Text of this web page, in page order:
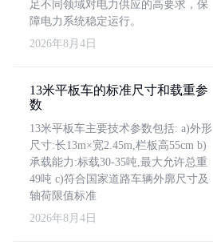
足不同领域对电力供应的高要求，保
障电力系统稳定运行。
2026年8月4日
13米平板车的标准尺寸和载重参
数
13米平板车主要技术参数包括: a)外形
尺寸:长13m×宽2.45m,栏板高55cm b)
承载能力:标载30-35吨,最大允许总重
49吨 c)符合国家道路车辆外廓尺寸及
轴荷限值标准
2026年8月4日